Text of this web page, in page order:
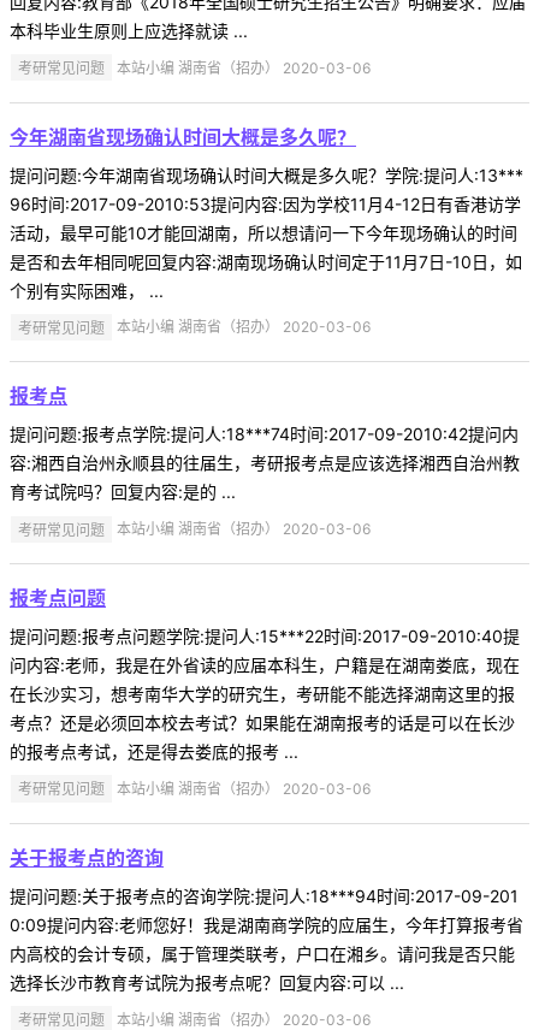
本科毕业生原则上应选择就读 ...
考研常见问题 本站小编 湖南省（招办） 2020-03-06
今年湖南省现场确认时间大概是多久呢？
提问问题:今年湖南省现场确认时间大概是多久呢？学院:提问人:13***
96时间:2017-09-2010:53提问内容:因为学校11月4-12日有香港访学
活动，最早可能10才能回湖南，所以想请问一下今年现场确认的时间
是否和去年相同呢回复内容:湖南现场确认时间定于11月7日-10日，如
个别有实际困难， ...
考研常见问题 本站小编 湖南省（招办） 2020-03-06
报考点
提问问题:报考点学院:提问人:18***74时间:2017-09-2010:42提问内
容:湘西自治州永顺县的往届生，考研报考点是应该选择湘西自治州教
育考试院吗？回复内容:是的 ...
考研常见问题 本站小编 湖南省（招办） 2020-03-06
报考点问题
提问问题:报考点问题学院:提问人:15***22时间:2017-09-2010:40提
问内容:老师，我是在外省读的应届本科生，户籍是在湖南娄底，现在
在长沙实习，想考南华大学的研究生，考研能不能选择湖南这里的报
考点？还是必须回本校去考试？如果能在湖南报考的话是可以在长沙
的报考点考试，还是得去娄底的报考 ...
考研常见问题 本站小编 湖南省（招办） 2020-03-06
关于报考点的咨询
提问问题:关于报考点的咨询学院:提问人:18***94时间:2017-09-201
0:09提问内容:老师您好！我是湖南商学院的应届生，今年打算报考省
内高校的会计专硕，属于管理类联考，户口在湘乡。请问我是否只能
选择长沙市教育考试院为报考点呢？回复内容:可以 ...
考研常见问题 本站小编 湖南省（招办） 2020-03-06